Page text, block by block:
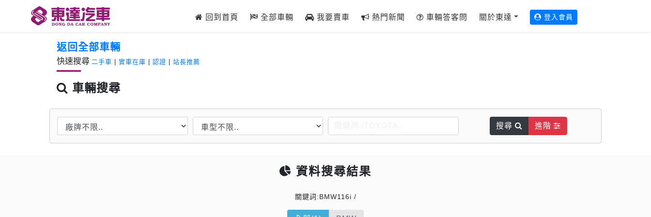
回到首頁 全部車輛 我要賣車 熱門新聞 車輛答客問 關於東達 登入會員
返回全部車輛
快速搜尋 二手車 實車在庫 認證 站長推薦
車輛搜尋
搜尋 進階
資料搜尋結果
關鍵詞:BMW116i /